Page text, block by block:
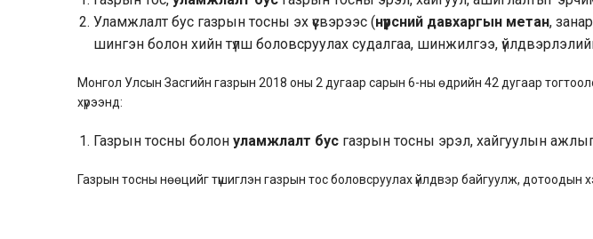
Уламжлалт бус газрын тосны эх үүсвэрээс (нүүрсний давхаргын метан,
шингэн болон хийн түлш боловсруулах судалгаа, шинжилгээ,
Монгол Улсын Засгийн газрын 2018 оны 2 дугаар сарын 6-ны өдрийн 42 дугаар
хүрээнд:
Газрын тосны болон уламжлалт бус газрын тосны эрэл, хайгуулын
Газрын тосны нөөцийг түшиглэн газрын тос боловсруулах үйлдвэр байгуулж, дотоодын